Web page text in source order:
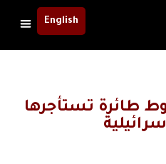
English
طائرة تستأجرها